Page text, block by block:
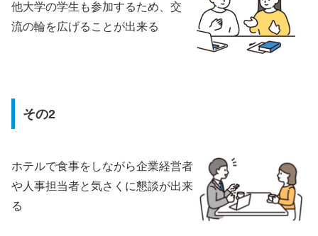
他大学の学生も参加するため、交
流の輪を広げることが出来る
その2
ホテルで食事をしながら企業経営者
や人事担当者と気さくに懇談が出来
る